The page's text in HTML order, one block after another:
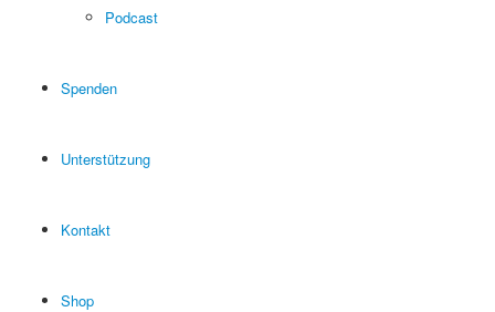
Podcast
Spenden
Unterstützung
Kontakt
Shop